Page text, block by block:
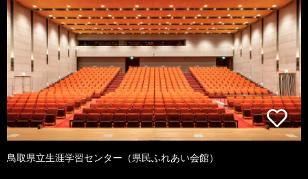
鳥取県立生涯学習センター（県民ふれあい会館）